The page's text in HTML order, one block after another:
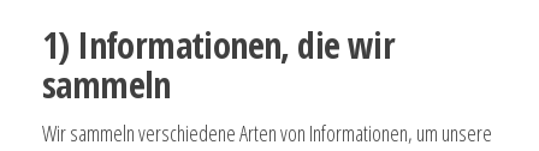
1) Informationen, die wir
sammeln
Wir sammeln verschiedene Arten von Informationen, um unsere